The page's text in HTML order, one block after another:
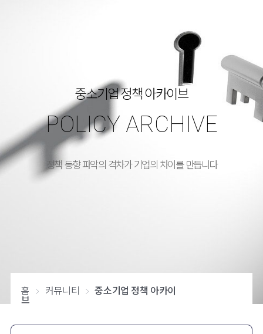
중소기업 정책 아카이브
POLICY ARCHIVE
정책 동향 파악의 격차가 기업의 차이를 만듭니다
홈 커뮤니티 중소기업 정책 아카이
브